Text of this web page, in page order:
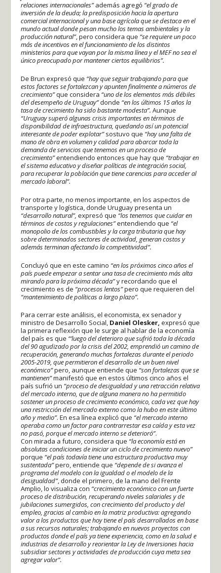
relaciones internacionales”además agregó “el grado de
inversión de la deuda; la predisposición hacia la apertura
comercial internacional y una base agrícola que se destaca en el
mundo actual donde pesan mucho los temas ambientales y la
producción natural”, pero considera que “se requiere un poco
más de incentivos en el funcionamiento de los distintos
ministerios para que vayan por la misma línea y el MEF no sea el
único preocupado por mantener ciertos equilibrios”.
De Brun expresó que “hay que seguir trabajando para que
estos factores se fortalezcan y apunten finalmente a números de
crecimiento”que considera “uno de los elementos más débiles
del desempeño de Uruguay”donde “en los últimos 15 años la
tasa de crecimiento ha sido bastante modesta”.Aunque
“Uruguay superó algunas crisis importantes en términos de
disponibilidad de infraestructura, quedando así un potencial
interesante de poder explotar”sostuvo que “hay una falta de
mano de obra en volumen y calidad para abarcar toda la
demanda de servicios que tenemos en un proceso de
crecimiento”entendiendo entonces que hay que “trabajar en
el sistema educativo y diseñar políticas de integración social,
para recuperar la población que tiene carencias para acceder al
mercado laboral”.
Por otra parte, no menos importante, en los aspectos de
transporte y logística, donde Uruguay presenta un
“desarrollo natural”, expresó que “los tenemos que cuidar en
términos de costos y regulaciones”entendiendo que “el
monopolio de los combustibles y la carga tributaria que hay
sobre determinados sectores de actividad, generan costos y
además terminan afectando la competitividad”.
Concluyó que en este camino “en los próximos cinco años el
país puede empezar a sentar una tasa de crecimiento más alta
mirando para la próxima década”y recordando que el
crecimiento es de “procesos lentos”pero que requieren del
“mantenimiento de políticas a largo plazo”.
Para cerrar este análisis, el economista, ex senador y
ministro de Desarrollo Social, Daniel Olesker, expresó que
la primera reflexión que le surge al hablar de la economía
del país es que “’luego del deterioro que sufrió toda la década
del 90 agudizado por la crisis del 2002, emprendió un camino de
recuperación, generando muchas fortalezas durante el periodo
2005-2019, que permitieron el desarrollo de un buen nivel
económico”pero, aunque entiende que “son fortalezas que se
mantienen”manifestó que en estos últimos cinco años el
país sufrió un “proceso de desigualdad y una retracción relativa
del mercado interno, que de alguna manera no ha permitido
sostener un proceso de crecimiento económico, cada vez que hay
una restricción del mercado externo como la hubo en este último
año y medio”. En esa línea explicó que “el mercado interno
operaba como un factor para contrarrestar esa caída y esta vez
no pasó, porque el mercado interno se deterioró”.
Con mirada a futuro, considera que “la economía está en
absolutas condiciones de iniciar un ciclo de crecimiento nuevo”
porque “el país todavía tiene una estructura productiva muy
sustentada”pero, entiende que “depende de si avanza el
programa del modelo con la igualdad o el modelo de la
desigualdad”, donde el primero, de la mano del Frente
Amplio, lo visualiza con “crecimiento económico con un fuerte
proceso de distribución, recuperando niveles salariales y de
jubilaciones sumergidos, con crecimiento del producto y del
empleo, gracias al cambio en la matriz productiva: agregando
valor a los productos que hoy tiene el país desarrollados en base
a sus recursos naturales; trabajando en nuevos proyectos con
productos donde el país ya tiene experiencia, como en la salud e
industrias de desarrollo y reorientar la Ley de Inversiones hacia
subsidiar sectores y actividades de producción cuya meta sea
agregar valor”.